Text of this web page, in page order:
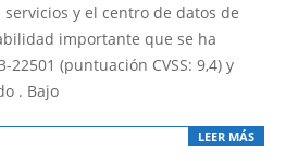
y el centro de datos de
importante que se ha
22501 (puntuación CVSS: 9,4) y
. Bajo
LEER MÁS